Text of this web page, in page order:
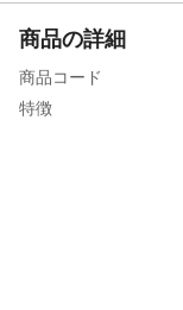
商品の詳細
商品コード
特徴